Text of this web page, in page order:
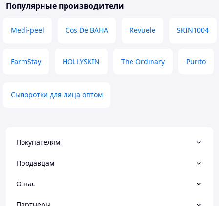
Популярные производители
Medi-peel Cos De BAHA Revuele SKIN1004
FarmStay HOLLYSKIN The Ordinary Purito
Сыворотки для лица оптом
Покупателям
Продавцам
О нас